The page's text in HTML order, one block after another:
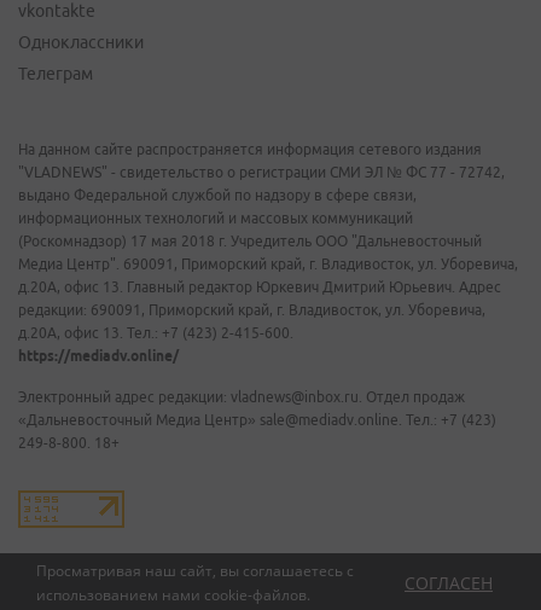
Просматривая наш сайт, вы соглашаетесь с
использованием нами cookie-файлов.
СОГЛАСЕН
vkontakte
Одноклассники
Телеграм
На данном сайте распространяется информация сетевого издания
"VLADNEWS" - свидетельство о регистрации СМИ ЭЛ № ФС 77 - 72742,
выдано Федеральной службой по надзору в сфере связи,
информационных технологий и массовых коммуникаций
(Роскомнадзор) 17 мая 2018 г. Учредитель ООО "Дальневосточный
Медиа Центр". 690091, Приморский край, г. Владивосток, ул. Уборевича,
д.20А, офис 13. Главный редактор Юркевич Дмитрий Юрьевич. Адрес
редакции: 690091, Приморский край, г. Владивосток, ул. Уборевича,
д.20А, офис 13. Тел.: +7 (423) 2-415-600.
https://mediadv.online/
Электронный адрес редакции: vladnews@inbox.ru. Отдел продаж
«Дальневосточный Медиа Центр» sale@mediadv.online. Тел.: +7 (423)
249-8-800. 18+